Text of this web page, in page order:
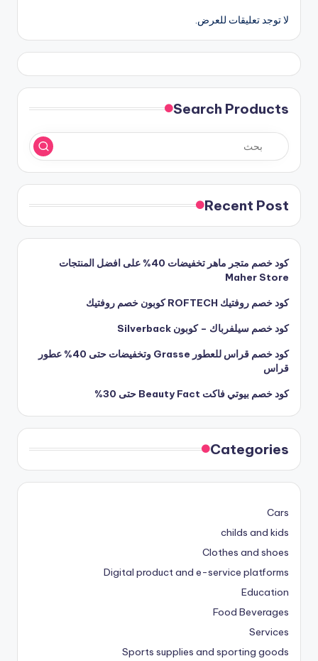
لا توجد تعليقات للعرض.
Search Products
Recent Post
كود خصم متجر ماهر تخفيضات 40% على افضل المنتجات
Maher Store
كود خصم روفتيك ROFTECH كوبون خصم روفتيك
كود خصم سيلفرباك – كوبون Silverback
كود خصم قراس للعطور Grasse وتخفيضات حتى 40% عطور
قراس
كود خصم بيوتي فاكت Beauty Fact حتى 30%
Categories
Cars
childs and kids
Clothes and shoes
Digital product and e-service platforms
Education
Food Beverages
Services
Sports supplies and sporting goods